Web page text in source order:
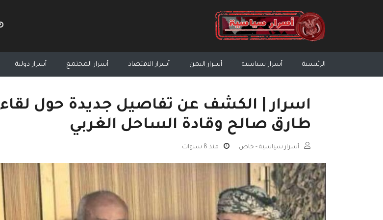
الرئيسية أسرار سياسية أسرار اليمن أسرار الاقتصاد أسرار المجتمع أسرار دولية
اسرار | الكشف عن تفاصيل جديدة حول لقاء
طارق صالح وقادة الساحل الغربي
أسرار سياسية - خاص منذ 8 سنوات